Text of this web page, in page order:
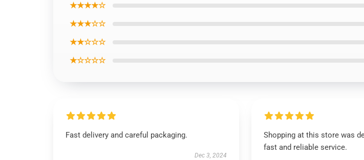
★★★★☆
★★★☆☆
★★☆☆☆
★☆☆☆☆
Fast delivery and careful packaging.
Dec 3, 2024
Shopping at this store was
fast and reliable service.